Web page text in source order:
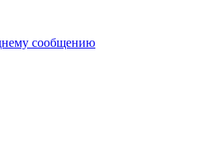
сообщению